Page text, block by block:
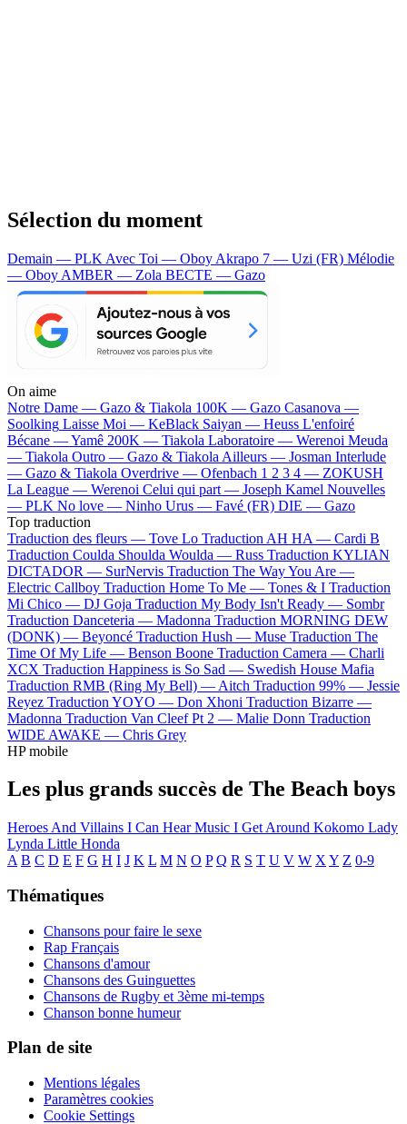
Sélection du moment
Demain — PLK Avec Toi — Oboy Akrapo 7 — Uzi (FR) Mélodie
— Oboy AMBER — Zola BECTE — Gazo
On aime
Notre Dame — Gazo & Tiakola 100K — Gazo Casanova —
Soolking Laisse Moi — KeBlack Saiyan — Heuss L'enfoiré
Bécane —Yamê 200K — Tiakola Laboratoire — Werenoi Meuda
— Tiakola Outro — Gazo & Tiakola Ailleurs — Josman Interlude
— Gazo & Tiakola Overdrive — Ofenbach 1 2 3 4 — ZOKUSH
La League — Werenoi Celui qui part — Joseph Kamel Nouvelles
— PLK No love — Ninho Urus — Favé (FR) DIE — Gazo
Top traduction
Traduction des fleurs — Tove Lo Traduction AH HA — Cardi B
Traduction Coulda Shoulda Woulda — Russ Traduction KYLIAN
DICTADOR — SurNervis Traduction The Way You Are —
Electric Callboy Traduction Home To Me — Tones & I Traduction
Mi Chico — DJ Goja Traduction My Body Isn't Ready — Sombr
Traduction Danceteria — Madonna Traduction MORNING DEW
(DONK) — Beyoncé Traduction Hush — Muse Traduction The
Time Of My Life — Benson Boone Traduction Camera — Charli
XCX Traduction Happiness is So Sad — Swedish House Mafia
Traduction RMB (Ring My Bell) — Aitch Traduction 99% — Jessie
Reyez Traduction YOYO — Don Xhoni Traduction Bizarre —
Madonna Traduction Van Cleef Pt 2 — Malie Donn Traduction
WIDE AWAKE — Chris Grey
HP mobile
Les plus grands succès de The Beach boys
Heroes And Villains I Can Hear Music I Get Around Kokomo Lady
Lynda Little Honda
A B C D E F G H I J K L M N O P Q R S T U V W X Y Z 0-9
Thématiques
Chansons pour faire le sexe
Rap Français
Chansons d'amour
Chansons des Guinguettes
Chansons de Rugby et 3ème mi-temps
Chanson bonne humeur
Plan de site
Mentions légales
Paramètres cookies
Cookie Settings